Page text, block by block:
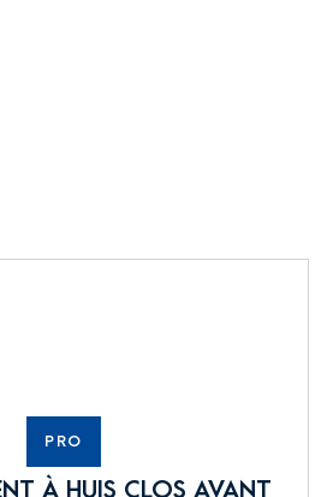
PRO
À HUIS CLOS AVANT